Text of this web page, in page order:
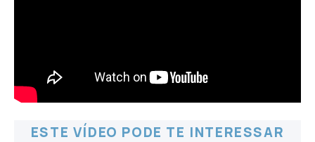
ESTE VÍDEO PODE TE INTERESSAR